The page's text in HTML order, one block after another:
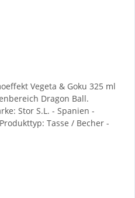
Vegeta & Goku 325 ml
Dragon Ball.
Stor S.L. - Spanien -
Tasse / Becher -